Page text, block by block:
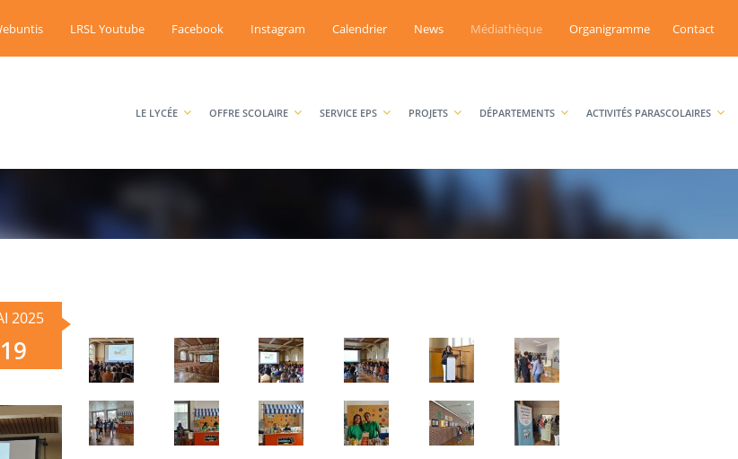
LRSL Youtube Facebook Instagram Calendrier News Médiathèque Organigramme Contact
LE LYCÉE OFFRE SCOLAIRE SERVICE EPS PROJETS DÉPARTEMENTS ACTIVITÉS PARASCOLAIRES
2025
19